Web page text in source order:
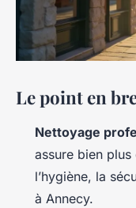
Le point en
Nettoyage
assure bien plus
l’hygiène, la
à Annecy.